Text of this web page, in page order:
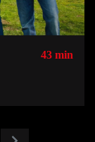
43 min